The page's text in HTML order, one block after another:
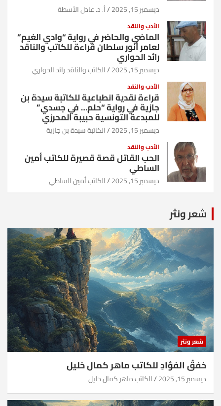
ديسمبر 15, 2025 أ. د. عادل الأسطة
الأدب والنقد
الماضي والحاضر في رواية “وادي الغيم”
لعامر أنور سلطان قراءة للكاتب والناقد
رائد الحواري
ديسمبر 15, 2025 الكاتب والناقد رائد الحواري
الأدب والنقد
قراءة نقدية انطباعية للكاتبة سيدة بن
جازية في رواية “حلم… في جسدي”
للمبدعة التونسية حبيبة المحرزي
ديسمبر 15, 2025 الكاتبة سيدة بن جازية
الأدب والنقد
الحب القاتل قصة قصيرة للكاتب أمين
الساطي
ديسمبر 15, 2025 الكاتب أمين الساطي
شعر ونثر
شعر ونثر
خفقُ الفؤادِ للكاتب ماهر كمال خليل
ديسمبر 15, 2025 الكاتب ماهر كمال خليل